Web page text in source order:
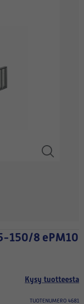
Kysy tuotteesta
TUOTENUMERO 4681